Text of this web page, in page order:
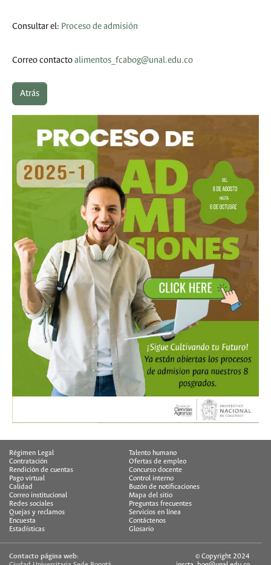
Consultar el: Proceso de admisión
Correo contactoalimentos_fcabog@unal.edu.co
Atrás
Régimen Legal
Talento humano
Contratación
Ofertas de empleo
Rendición de cuentas
Concurso docente
Pago virtual
Control interno
Calidad
Buzón de notificaciones
Correo institucional
Mapa del sitio
Redes sociales
Preguntas frecuentes
Quejas y reclamos
Servicios en línea
Encuesta
Contáctenos
Estadísticas
Glosario
Contacto página web:
© Copyright 2024